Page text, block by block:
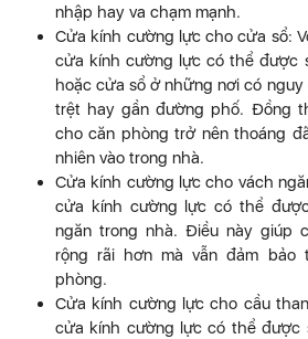
nhập hay va chạm mạnh.
Cửa kính cường lực cho cửa sổ:
cửa kính cường lực có thể được
hoặc cửa sổ ở những nơi có
trệt hay gần đường phố. Đồng
cho căn phòng trở nên thoáng
nhiên vào trong nhà.
Cửa kính cường lực cho vách
cửa kính cường lực có thể
ngăn trong nhà. Điều này giúp
rộng rãi hơn mà vẫn đảm
phòng.
Cửa kính cường lực cho cầu
cửa kính cường lực có thể được